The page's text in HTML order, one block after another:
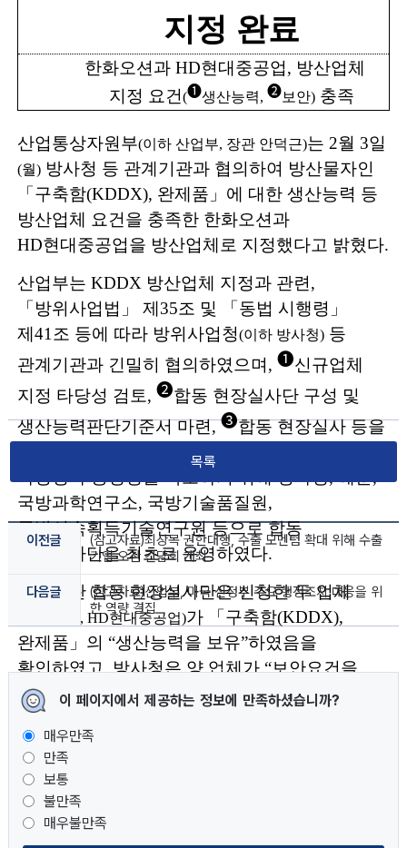
지정 완료
한화오션과 HD현대중공업, 방산업체
지정 요건(❶생산능력, ❷보안) 충족
산업통상자원부(이하 산업부, 장관 안덕근)는 2월 3일
(월) 방사청 등 관계 기 관과 협의하여 방산물자인
「 구축함(KDDX), 완제품 」 에 대한 생산능력 등
방산업체 요건을 충족한 한화오션과
HD현대중공업을 방산업체로 지정했다고 밝혔다.
산업부는 KDDX 방산업체 지정과 관련 ,
「 방위사업법 」 제 35조 및 「 동법 시행령 」
제 41 조 등에 따라 방위사업청(이하 방사청) 등
관계기관과 긴밀히 협의하였으며 , ❶신규업체
지정 타당성 검토, ❷합동 현장실사단 구성 및
생산능력판단기준서 마련,❸합동 현장실사 등을
방산업체 지정 관련 절차적
국방과학연구소, 국방기술품질원 ,
국방신속획득기술연구원 등으로 합동
실사단을 최초로운영하였다.
관계기관 합동 현장실사단은 신청한 두 업체
, HD현대중공업)가 「 구축함(KDDX),
완제품 」 의 “생산능력을 보유”하였음을
확인하였고,방사청은 양 업체가“보안요건을
충족
하였음을 확인하였다.산업부는
현장실사단의 실사결과와 방사청의
보안측정결과를 토대로 방사청과 최종
협의하였으며
방사청과 각 업체에 최종 통보하였다
KDDX방산업체 지정이 완료된 만큼
목록
이전글
(참고자료)최상목 권한대행, 수출 모멘텀 확대 위해 수출
기업 오찬 간담회 개최
다음글
(참고자료)산업부, 미국 신정부 주요 행정조치 대응을 위
한 역량 결집
이 페이지에서 제공하는 정보에 만족하셨습니까?
매우만족
만족
보통
불만족
매우불만족